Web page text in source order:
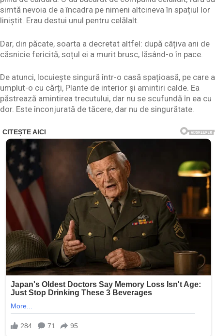
simtă nevoia de a încadra pe nimeni altcineva în spațiul lor
liniștit. Erau destui unul pentru celălalt.
Dar, din păcate, soarta a decretat altfel: după câțiva ani de
căsnicie fericită, soțul ei a murit brusc, lăsând-o în pace.
De atunci, locuiește singură într-o casă spațioasă, pe care a
umplut-o cu cărți, Plante de interior și amintiri calde. Ea
păstrează amintirea trecutului, dar nu se scufundă în ea cu
dor. Este înconjurată de tăcere, dar nu de singurătate.